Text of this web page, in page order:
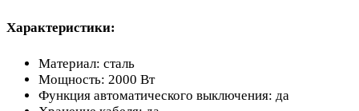
Характеристики:
Материал: сталь
Мощность: 2000 Вт
Функция автоматического выключения: да